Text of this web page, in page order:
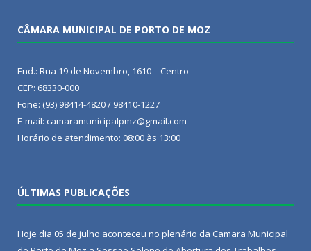
CÂMARA MUNICIPAL DE PORTO DE MOZ
End.: Rua 19 de Novembro, 1610 – Centro
CEP: 68330-000
Fone: (93) 98414-4820 / 98410-1227
E-mail: camaramunicipalpmz@gmail.com
Horário de atendimento: 08:00 às 13:00
ÚLTIMAS PUBLICAÇÕES
Hoje dia 05 de julho aconteceu no plenário da Camara Municipal